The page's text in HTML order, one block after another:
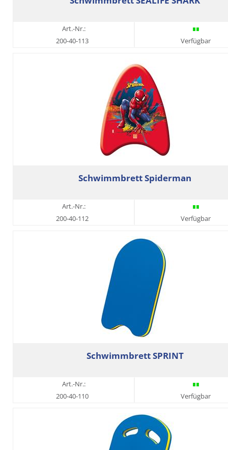
Art.-Nr.:
200-40-113
Verfügbar
Schwimmbrett Spiderman
Art.-Nr.:
200-40-112
Verfügbar
Schwimmbrett SPRINT
Art.-Nr.:
200-40-110
Verfügbar